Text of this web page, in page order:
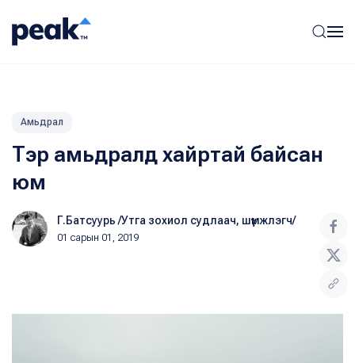
Амьдрал
Тэр амьдралд хайртай байсан
юм
Г.Батсуурь /Утга зохиол судлаач, шүүмжлэгч/
01 сарын 01, 2019